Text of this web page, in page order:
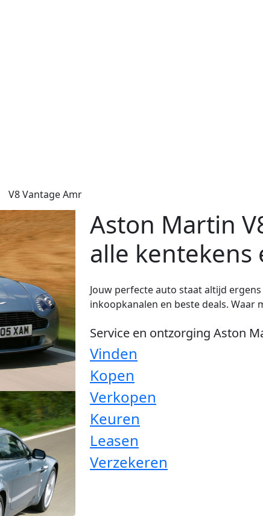
V8 Vantage Amr
Aston Martin
alle
Jouw perfecte auto staat altijd
inkoopkanalen en beste deals. Waar
Service en ontzorging Aston
Vinden
Kopen
Verkopen
Keuren
Leasen
Verzekeren